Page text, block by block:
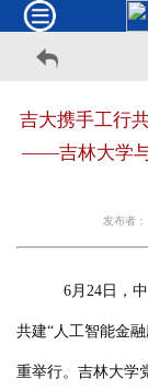
吉大携手工行
——吉林大学与
发布者
6月24日，
共建“人工智能金
重举行。吉林大学